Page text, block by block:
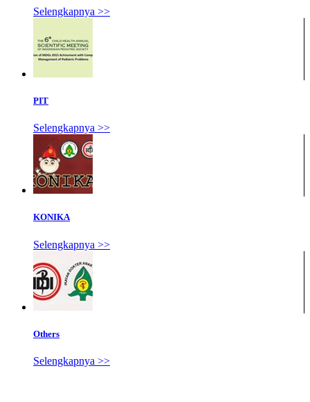
Selengkapnya >>
PIT
Selengkapnya >>
KONIKA
Selengkapnya >>
Others
Selengkapnya >>